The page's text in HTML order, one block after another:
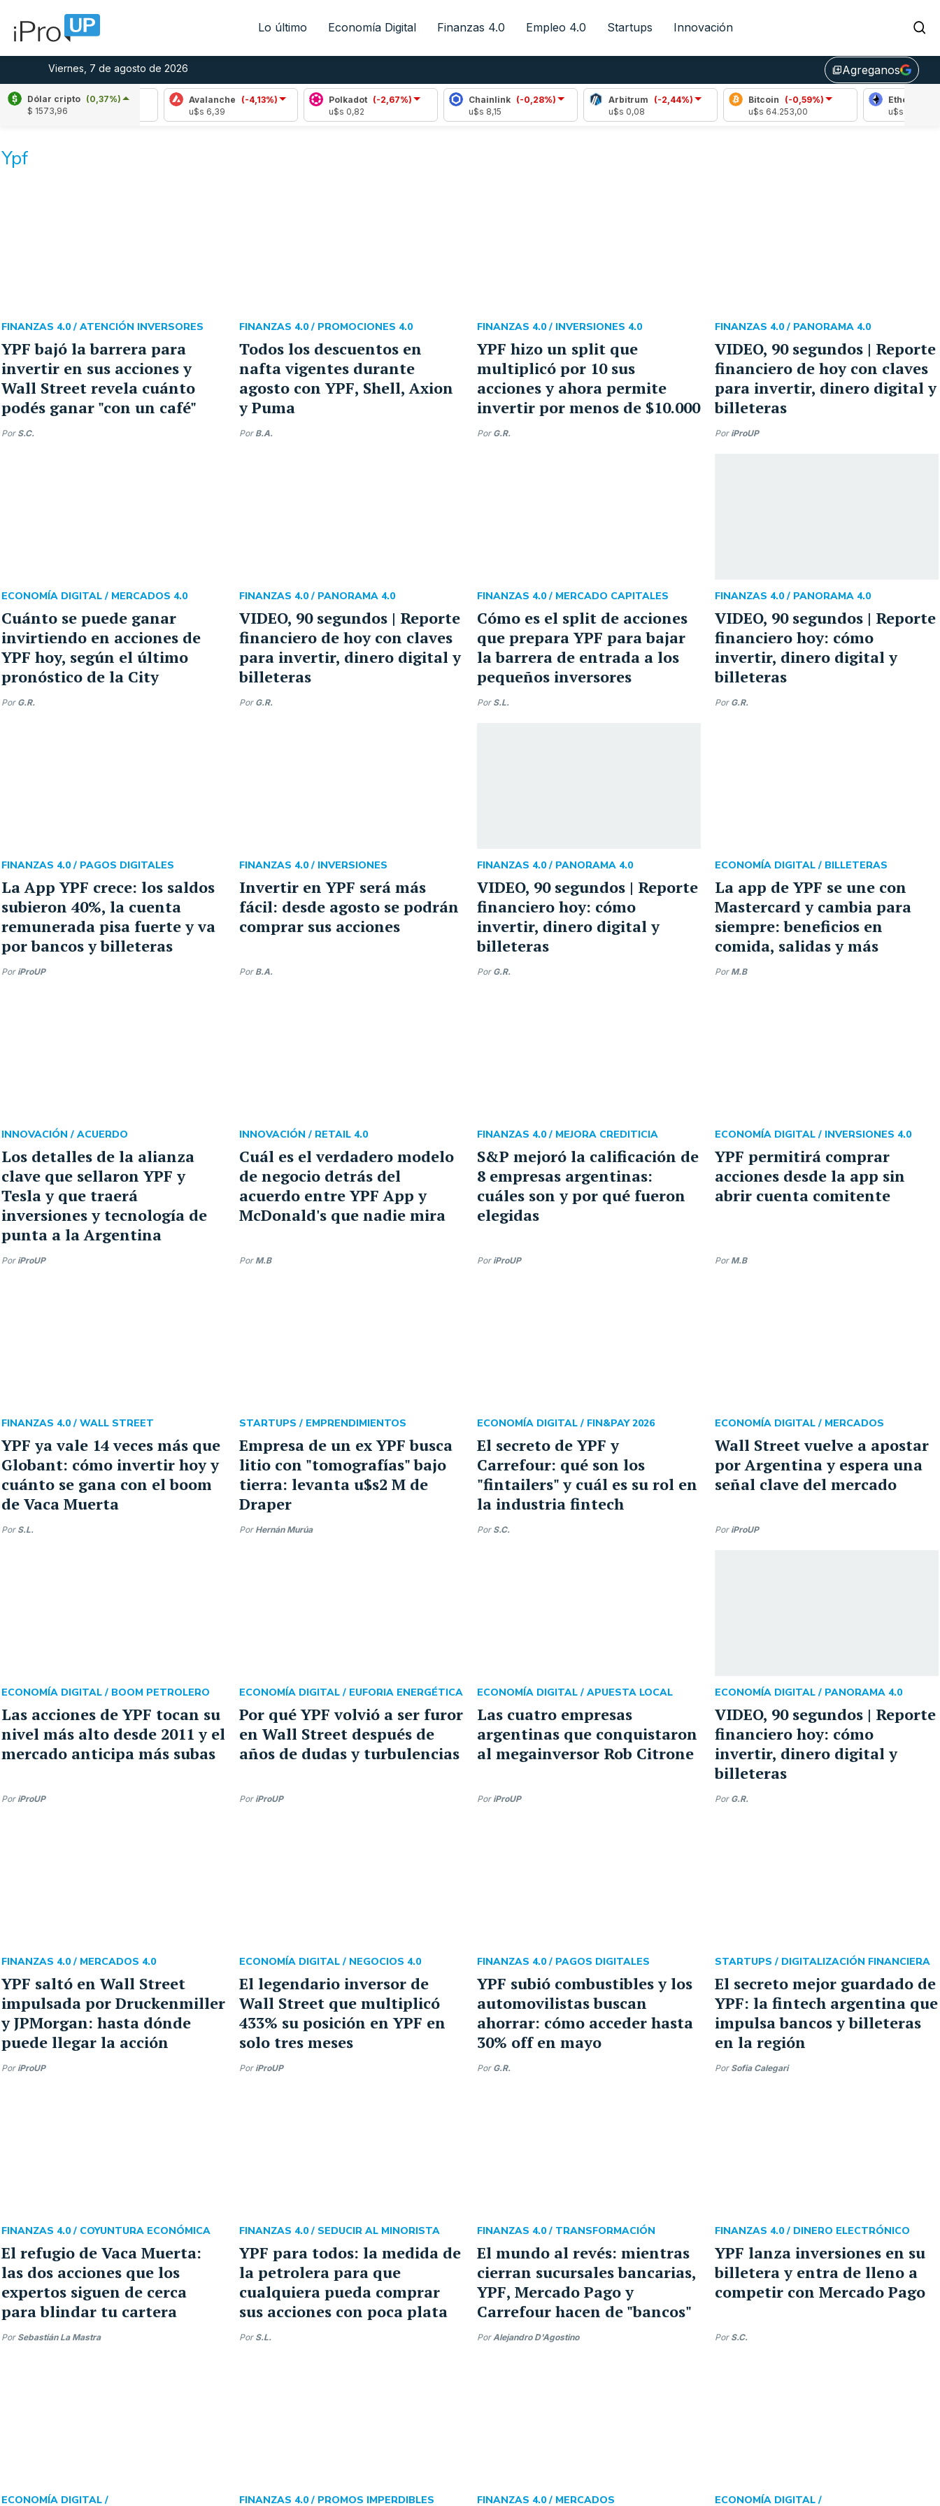
Lo último Economía Digital Finanzas 4.0 Empleo 4.0 Startups Innovación
Viernes, 7 de agosto de 2026 library_addAgreganos
Dólar cripto (0,37%)
$ 1573,96
Cardano (5,39%)
u$s 0,20
Avalanche (-4,13%)
Polkadot (-2,67%)
Chainlink
(-0,28%)
Arbitrum (-2,44%)
Bitcoin (-0,59%)
u$s 64.253,00
Ethereum (-0,37%)
u$s 1897,30
Ypf
YPF bajó la barrera para
invertir en sus acciones y
Wall Street revela cuánto
podés ganar "con un café"
FINANZAS 4.0 / ATENCIÓN INVERSORES
Por S.C.
Todos los descuentos en
nafta vigentes durante
agosto con YPF, Shell, Axion
y Puma
FINANZAS 4.0 / PROMOCIONES 4.0
Por B.A.
YPF hizo un split que
multiplicó por 10 sus
acciones y ahora permite
invertir por menos de $10.000
FINANZAS 4.0 / INVERSIONES 4.0
Por G.R.
VIDEO, 90 segundos | Reporte
financiero de hoy con claves
para invertir, dinero digital y
billeteras
FINANZAS 4.0 / PANORAMA 4.0
Por iProUP
Cuánto se puede ganar
invirtiendo en acciones de
YPF hoy, según el último
pronóstico de la City
ECONOMÍA DIGITAL / MERCADOS 4.0
Por G.R.
VIDEO, 90 segundos | Reporte
financiero de hoy con claves
para invertir, dinero digital y
billeteras
FINANZAS 4.0 / PANORAMA 4.0
Por G.R.
Cómo es el split de acciones
que prepara YPF para bajar
la barrera de entrada a los
pequeños inversores
FINANZAS 4.0 / MERCADO CAPITALES
Por S.L.
VIDEO, 90 segundos | Reporte
financiero hoy: cómo
invertir, dinero digital y
billeteras
FINANZAS 4.0 / PANORAMA 4.0
Por G.R.
La App YPF crece: los saldos
subieron 40%, la cuenta
remunerada pisa fuerte y va
por bancos y billeteras
FINANZAS 4.0 / PAGOS DIGITALES
Por iProUP
Invertir en YPF será más
fácil: desde agosto se podrán
comprar sus acciones
FINANZAS 4.0 / INVERSIONES
Por B.A.
VIDEO, 90 segundos | Reporte
financiero hoy: cómo
invertir, dinero digital y
billeteras
FINANZAS 4.0 / PANORAMA 4.0
Por G.R.
La app de YPF se une con
Mastercard y cambia para
siempre: beneficios en
comida, salidas y más
ECONOMÍA DIGITAL / BILLETERAS
Por M.B
Los detalles de la alianza
clave que sellaron YPF y
Tesla y que traerá
inversiones y tecnología de
punta a la Argentina
INNOVACIÓN / ACUERDO
Por iProUP
Cuál es el verdadero modelo
de negocio detrás del
acuerdo entre YPF App y
McDonald's que nadie mira
INNOVACIÓN / RETAIL 4.0
Por M.B
S&P mejoró la calificación de
8 empresas argentinas:
cuáles son y por qué fueron
elegidas
FINANZAS 4.0 / MEJORA CREDITICIA
Por iProUP
YPF permitirá comprar
acciones desde la app sin
abrir cuenta comitente
ECONOMÍA DIGITAL / INVERSIONES 4.0
Por M.B
YPF ya vale 14 veces más que
Globant: cómo invertir hoy y
cuánto se gana con el boom
de Vaca Muerta
FINANZAS 4.0 / WALL STREET
Por S.L.
Empresa de un ex YPF busca
litio con "tomografías" bajo
tierra: levanta u$s2 M de
Draper
STARTUPS / EMPRENDIMIENTOS
Por Hernán Murúa
El secreto de YPF y
Carrefour: qué son los
"fintailers" y cuál es su rol en
la industria fintech
ECONOMÍA DIGITAL / FIN&PAY 2026
Por S.C.
Wall Street vuelve a apostar
por Argentina y espera una
señal clave del mercado
ECONOMÍA DIGITAL / MERCADOS
Por iProUP
Las acciones de YPF tocan su
nivel más alto desde 2011 y el
mercado anticipa más subas
ECONOMÍA DIGITAL / BOOM PETROLERO
Por iProUP
Por qué YPF volvió a ser furor
en Wall Street después de
años de dudas y turbulencias
ECONOMÍA DIGITAL / EUFORIA ENERGÉTICA
Por iProUP
Las cuatro empresas
argentinas que conquistaron
al megainversor Rob Citrone
ECONOMÍA DIGITAL / APUESTA LOCAL
Por iProUP
VIDEO, 90 segundos | Reporte
financiero hoy: cómo
invertir, dinero digital y
billeteras
ECONOMÍA DIGITAL / PANORAMA 4.0
Por G.R.
YPF saltó en Wall Street
impulsada por Druckenmiller
y JPMorgan: hasta dónde
puede llegar la acción
FINANZAS 4.0 / MERCADOS 4.0
Por iProUP
El legendario inversor de
Wall Street que multiplicó
433% su posición en YPF en
solo tres meses
ECONOMÍA DIGITAL / NEGOCIOS 4.0
Por iProUP
YPF subió combustibles y los
automovilistas buscan
ahorrar: cómo acceder hasta
30% off en mayo
FINANZAS 4.0 / PAGOS DIGITALES
Por G.R.
El secreto mejor guardado de
YPF: la fintech argentina que
impulsa bancos y billeteras
en la región
STARTUPS / DIGITALIZACIÓN FINANCIERA
Por Sofia Calegari
El refugio de Vaca Muerta:
las dos acciones que los
expertos siguen de cerca
para blindar tu cartera
FINANZAS 4.0 / COYUNTURA ECONÓMICA
Por Sebastián La Mastra
YPF para todos: la medida de
la petrolera para que
cualquiera pueda comprar
sus acciones con poca plata
FINANZAS 4.0 / SEDUCIR AL MINORISTA
Por S.L.
El mundo al revés: mientras
cierran sucursales bancarias,
YPF, Mercado Pago y
Carrefour hacen de "bancos"
FINANZAS 4.0 / TRANSFORMACIÓN
PorAlejandro D'Agostino
YPF lanza inversiones en su
billetera y entra de lleno a
competir con Mercado Pago
FINANZAS 4.0 / DINERO ELECTRÓNICO
Por S.C.
ECONOMÍA DIGITAL / FINANZAS 4.0 / PROMOS IMPERDIBLES FINANZAS 4.0 / MERCADOS ECONOMÍA DIGITAL /